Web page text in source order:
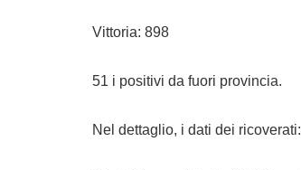
Vittoria: 898
51 i positivi da fuori provincia.
Nel dettaglio, i dati dei ricoverati: